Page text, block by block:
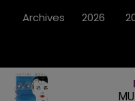
Archives 2026